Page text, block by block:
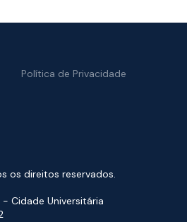
Política de Privacidade
os direitos reservados.
Cidade Universitária